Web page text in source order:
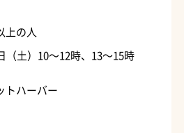
上の人
（土）10～12時、13～15時
トハーバー